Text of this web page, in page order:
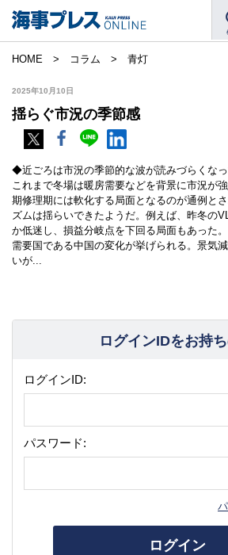
HOME コラム 青灯
2025年10月10日
揺らぐ市況の季節感
◆近ごろは市況の季節的な波が読みづらくな
これまで冬場は暖房需要などを背景に市況が
期修理期には軟化する局面となるのが通例と
ズムは揺らいできたようだ。例えば、昨冬の
か低迷し、損益分岐点を下回る局面もあった
需要国である中国の変化が挙げられる。景気
いが...
ログインIDをお持
ログインID:
パスワード:
ログイン